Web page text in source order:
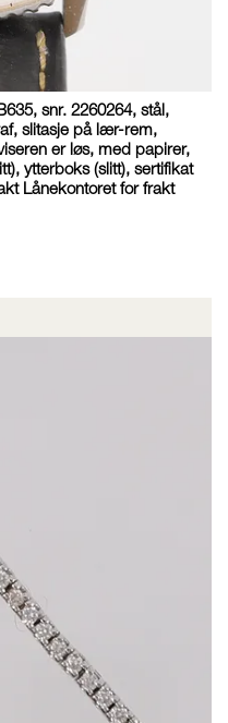
snr. 2260264, stål,
slitasje på lær-rem,
er løs, med papirer,
ytterboks (slitt), sertifikat
Lånekontoret for frakt